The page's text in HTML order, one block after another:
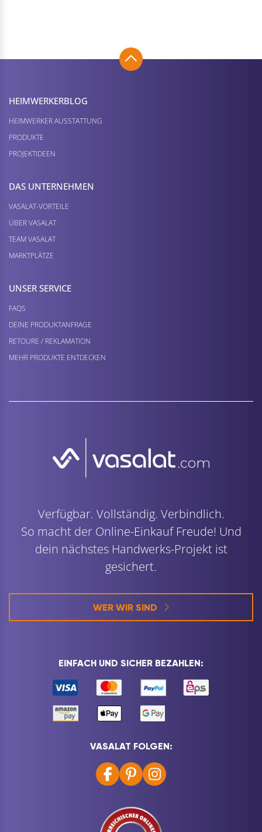
HEIMWERKER­BLOG
HEIMWERKER AUSSTATTUNG
PRODUKTE
PROJEKTIDEEN
DAS UNTERNEHMEN
VASALAT-VORTEILE
ÜBER VASALAT
TEAM VASALAT
MARKTPLÄTZE
UNSER SERVICE
FAQS
DEINE PRODUKTANFRAGE
RETOURE / REKLAMATION
MEHR PRODUKTE ENTDECKEN
Verfügbar. Vollständig. Verbindlich.
So macht der Online-Einkauf Freude! Und
dein nächstes Handwerks-Projekt ist
gesichert.
WER WIR SIND
EINFACH UND SICHER BEZAHLEN:
VASALAT FOLGEN: